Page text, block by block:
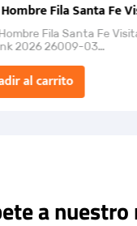
Fila Santa Fe
Fila Santa Fe
2026 26009-03
al carrito
a